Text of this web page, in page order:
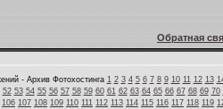
Обратная
- Архив Фотохостинга 1 2 3 4 5 6 7 8 9 10 11 12 13
52 53 54 55 56 57 58 59 60 61 62 63 64 65 66 67 68 69 70
106 107 108 109 110 111 112 113 114 115 116 117 118 119